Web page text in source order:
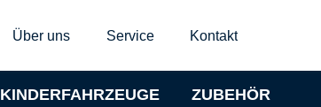
Über uns Service Kontakt
KINDERFAHRZEUGE ZUBEHÖR